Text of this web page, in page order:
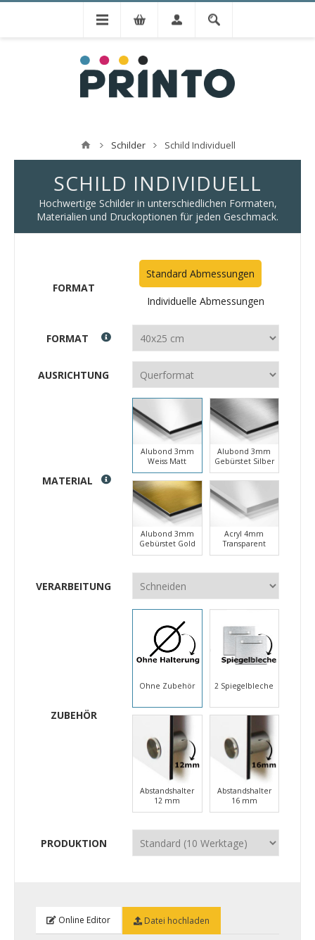
Schilder Schild Individuell
SCHILD INDIVIDUELL
Hochwertige Schilder in unterschiedlichen Formaten,
Materialien und Druckoptionen für jeden Geschmack.
FORMAT
Standard Abmessungen
Individuelle Abmessungen
FORMAT
AUSRICHTUNG
MATERIAL
Alubond 3mm
Weiss Matt
Alubond 3mm
Gebürstet Silber
Alubond 3mm
Gebürstet Gold
Acryl 4mm
Transparent
VERARBEITUNG
ZUBEHÖR
Ohne Zubehör 2 Spiegelbleche
Abstandshalter
12 mm
Abstandshalter
16 mm
PRODUKTION
Online Editor Datei hochladen